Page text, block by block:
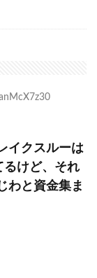
イクスルーは
るけど、それ
わと資金集ま